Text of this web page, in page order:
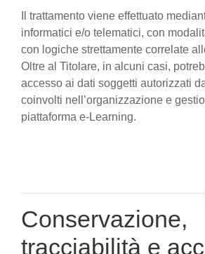
Il trattamento viene effettuato
informatici e/o telematici, con
con logiche strettamente correlate
Oltre al Titolare, in alcuni casi,
accesso ai dati soggetti autorizzati
coinvolti nell’organizzazione e
piattaforma e-Learning.
Conservazione,
tracciabilità e